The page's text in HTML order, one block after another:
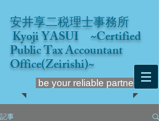
安井享二税理士事務所
Kyoji YASUI ~Certified
Public Tax Accountant
Office(Zeirishi)~
be your reliable partner
記事